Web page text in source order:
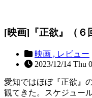
[映画]『正欲』（６
映画 , レビュー
2023/12/14 Thu
愛知ではほぼ『正欲』
観てきた。スケジュー